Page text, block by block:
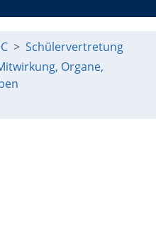
Schülervertretung
Organe,